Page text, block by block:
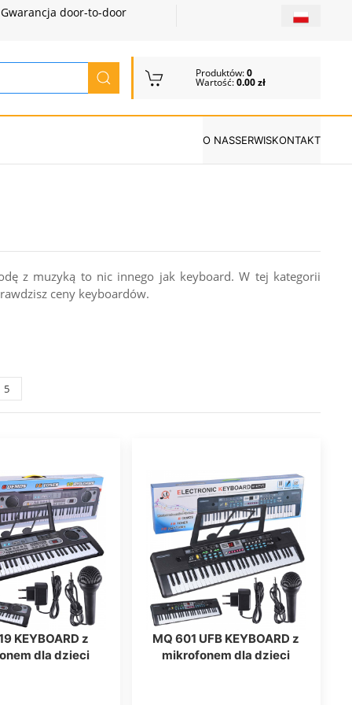
door-to-door
Produktów:0
Wartość:0.00 zł
O NASSERWISKONTAKT
z muzyką to nic innego jak keyboard. W tej kategorii
ceny keyboardów.
5
KEYBOARD z
dla dzieci
MQ 601 UFB KEYBOARD z
mikrofonem dla dzieci